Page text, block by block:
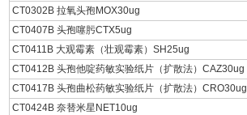
CT0302B 拉氧头孢MOX30ug
CT0407B 头孢噻肟CTX5ug
CT0411B 大观霉素（壮观霉素）SH25ug
CT0412B 头孢他啶药敏实验纸片（扩散法）CAZ30ug
CT0417B 头孢曲松药敏实验纸片（扩散法）CRO30ug
CT0424B 奈替米星NET10ug